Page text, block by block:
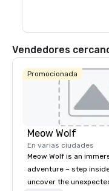
Vendedores
Promocionada
Meow Wolf
En varias ciudades
Meow Wolf is an
adventure – step
uncover the